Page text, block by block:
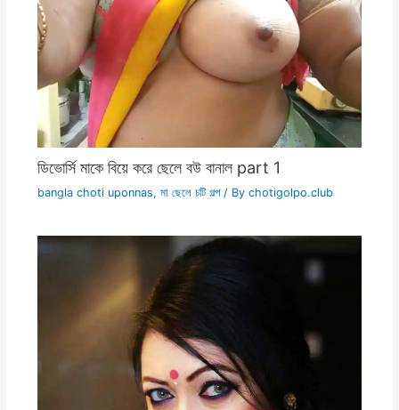
ডিভোর্সি মাকে বিয়ে করে ছেলে বউ বানাল part 1
bangla choti uponnas, মা ছেলে চটি গল্প/ By chotigolpo.club